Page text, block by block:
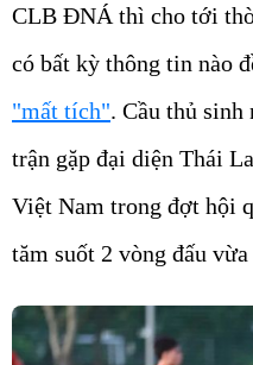
CLB ĐNÁ thì cho tới
có bất kỳ thông tin nào
"mất tích". Cầu thủ sinh
trận gặp đại diện Thái
Việt Nam trong đợt hội
tăm suốt 2 vòng đấu